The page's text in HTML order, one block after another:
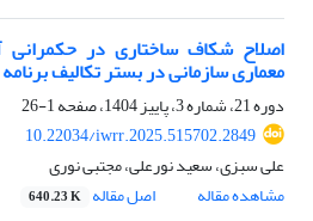
اصلاح شکاف ساختاری در حکمرانی
معماری سازمانی در بستر تکالیف
دوره 21، شماره 3، پاییز 1404، صفحه
1-26
10.22034/iwrr.2025.515702.2849
علی سبزی، سعید نورعلی، مجتبی نوری
مشاهده مقاله
اصل مقاله 640.23 K